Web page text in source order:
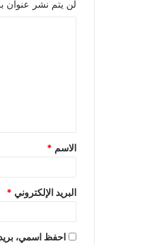
لن يتم نشر عنوان
الاسم *
البريد الإلكتروني *
احفظ اسمي،